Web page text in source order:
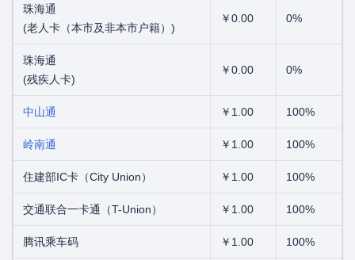
珠海通
(老人卡（本市及非本市户籍）)
￥0.00 0%
珠海通
(残疾人卡)
￥0.00 0%
中山通 ￥1.00 100%
岭南通 ￥1.00 100%
住建部IC卡（City Union） ￥1.00 100%
交通联合一卡通（T-Union） ￥1.00 100%
腾讯乘车码 ￥1.00 100%